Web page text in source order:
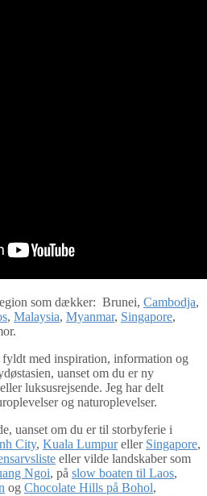
som dækker: Brunei, Cambodja,
, Malaysia, Myanmar, Singapore,
med inspiration, information og
uanset om du er ny
luksusrejsende. Jeg har delt
og naturoplevelser.
uanset om du er til storbyferie i
City, Kuala Lumpureller Singapore,
eller vilde landskaber som
Ngoi, på slow boaten til Laos,
og Chocolate Hills på Bohol,